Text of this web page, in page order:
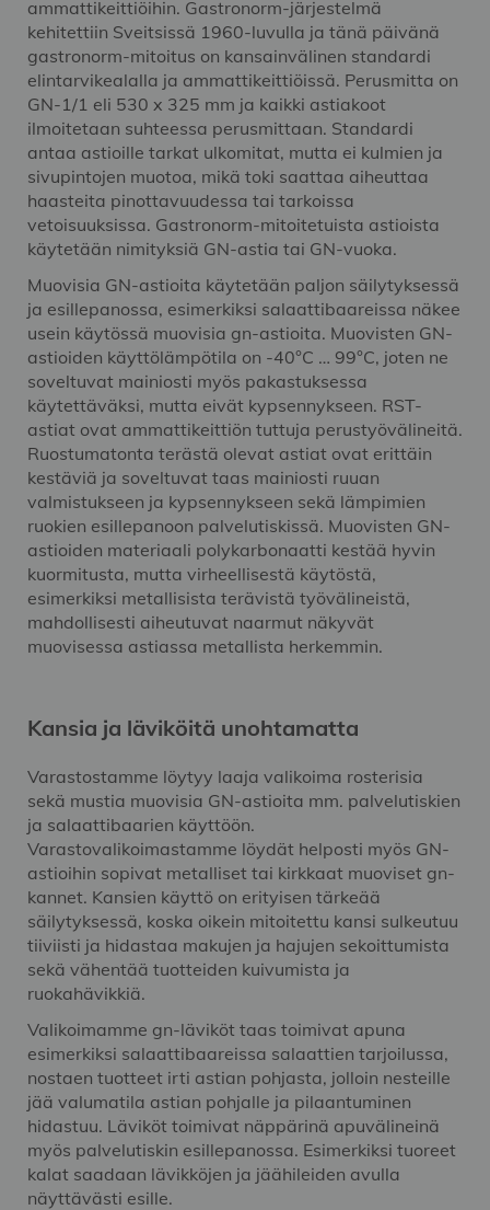
ammattikeittiöihin. Gastronorm-järjestelmä
kehitettiin Sveitsissä 1960-luvulla ja tänä päivänä
gastronorm-mitoitus on kansainvälinen standardi
elintarvikealalla ja ammattikeittiöissä. Perusmitta on
GN-1/1 eli 530 x 325 mm ja kaikki astiakoot
ilmoitetaan suhteessa perusmittaan. Standardi
antaa astioille tarkat ulkomitat, mutta ei kulmien ja
sivupintojen muotoa, mikä toki saattaa aiheuttaa
haasteita pinottavuudessa tai tarkoissa
vetoisuuksissa. Gastronorm-mitoitetuista astioista
käytetään nimityksiä GN-astia tai GN-vuoka.
Muovisia GN-astioita käytetään paljon säilytyksessä
ja esillepanossa, esimerkiksi salaattibaareissa näkee
usein käytössä muovisia gn-astioita. Muovisten GN-
astioiden käyttölämpötila on -40°C … 99°C, joten ne
soveltuvat mainiosti myös pakastuksessa
käytettäväksi, mutta eivät kypsennykseen. RST-
astiat ovat ammattikeittiön tuttuja perustyövälineitä.
Ruostumatonta terästä olevat astiat ovat erittäin
kestäviä ja soveltuvat taas mainiosti ruuan
valmistukseen ja kypsennykseen sekä lämpimien
ruokien esillepanoon palvelutiskissä. Muovisten GN-
astioiden materiaali polykarbonaatti kestää hyvin
kuormitusta, mutta virheellisestä käytöstä,
esimerkiksi metallisista terävistä työvälineistä,
mahdollisesti aiheutuvat naarmut näkyvät
muovisessa astiassa metallista herkemmin.
Kansia ja läviköitä unohtamatta
Varastostamme löytyy laaja valikoima rosterisia
sekä mustia muovisia GN-astioita mm. palvelutiskien
ja salaattibaarien käyttöön.
Varastovalikoimastamme löydät helposti myös GN-
astioihin sopivat metalliset tai kirkkaat muoviset gn-
kannet. Kansien käyttö on erityisen tärkeää
säilytyksessä, koska oikein mitoitettu kansi sulkeutuu
tiiviisti ja hidastaa makujen ja hajujen sekoittumista
sekä vähentää tuotteiden kuivumista ja
ruokahävikkiä.
Valikoimamme gn-läviköt taas toimivat apuna
esimerkiksi salaattibaareissa salaattien tarjoilussa,
nostaen tuotteet irti astian pohjasta, jolloin nesteille
jää valumatila astian pohjalle ja pilaantuminen
hidastuu. Läviköt toimivat näppärinä apuvälineinä
myös palvelutiskin esillepanossa. Esimerkiksi tuoreet
kalat saadaan lävikköjen ja jäähileiden avulla
näyttävästi esille.